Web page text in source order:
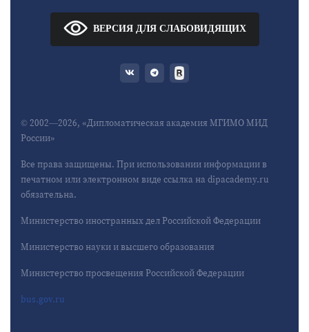
ВЕРСИЯ ДЛЯ СЛАБОВИДЯЩИХ
© 2002—2026, «Дипломатическая академия МГИМО МИД
России»
Все права защищены. При использовании информации в
печатном или электронном виде ссылка на dipacademy.ru
обязательна.
Министерство иностранных дел Российской Федерации
Министерство науки и высшего образования
Министерство просвещения Российской Федерации
bus.gov.ru